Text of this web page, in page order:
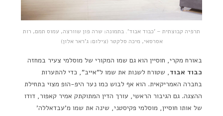
תרפיה קבוצתית – 'כבוד אבוד'. בתמונה: שרה פון שוורצה, עמוס תמם, רות
אסרסאי, מיכה סלקטר (צילום: ג'ראר אלון)
באורח מקרי, חוסיין הוא גם שמו המקורי של מוסלמי צעיר במחזה
כבוד אבוד, שטורח לשנות את שמו ל"אייב", כדי להתערות
בחברה האמריקאית. הוא אף לבוש כמו נער היפ-הופ מצוי בתחילת
ההצגה. גם הגיבור הראשי, עורך הדין המתוקתק אמיר קאפור, דודו
של אותו חוסיין, מוסלמי פקיסטני, שינה את שמו מ'עבדאללה'